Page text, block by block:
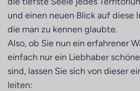
und einen neuen Blick auf diese
die man zu kennen glaubte.
Also, ob Sie nun ein erfahrener
einfach nur ein Liebhaber
sind, lassen Sie sich von dieser
leiten: